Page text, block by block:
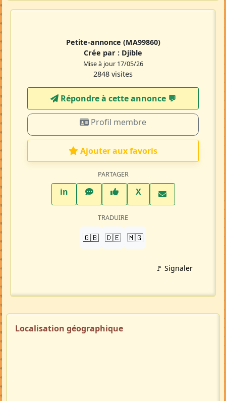
Petite-annonce (MA99860)
Crée par : Djible
Mise à jour 17/05/26
2848 visites
Répondre à cette annonce 💬​
Profil membre
Ajouter aux favoris
PARTAGER
inLinkedInWhatsAppFacebook
XTwitter X
TRADUIRE
🇬🇧 🇩🇪 🇲🇬
🚩 Signaler
Localisation géographique